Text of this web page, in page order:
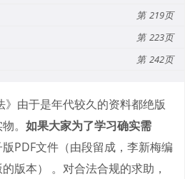
219
223
242
》由于是年代较久的资料都绝版
。 如果大家为了学习确实需
PDF文件（由段留成，李新梅编
版本） 。对合法合规的求助，